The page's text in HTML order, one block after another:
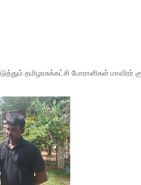
தமிழரசுக்கட்சி போராளிகள் மாவிரர்